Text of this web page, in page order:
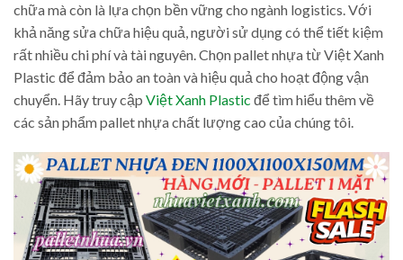
chữa mà còn là lựa chọn bền vững cho ngành logistics. Với
khả năng sửa chữa hiệu quả, người sử dụng có thể tiết kiệm
rất nhiều chi phí và tài nguyên. Chọn pallet nhựa từ Việt Xanh
Plastic để đảm bảo an toàn và hiệu quả cho hoạt động vận
chuyển. Hãy truy cập Việt Xanh Plastic để tìm hiểu thêm về
các sản phẩm pallet nhựa chất lượng cao của chúng tôi.